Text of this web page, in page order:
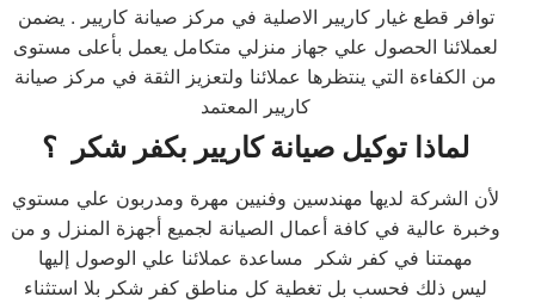
توافر قطع غيار كاريير الاصلية في مركز صيانة كاريير . يضمن
لعملائنا الحصول علي جهاز منزلي متكامل يعمل بأعلى مستوى
من الكفاءة التي ينتظرها عملائنا ولتعزيز الثقة في مركز صيانة
كاريير المعتمد
لماذا توكيل صيانة كاريير بكفر شكر ؟
لأن الشركة لديها مهندسين وفنيين مهرة ومدربون علي مستوي
وخبرة عالية في كافة أعمال الصيانة لجميع أجهزة المنزل و من
مهمتنا في كفر شكر مساعدة عملائنا علي الوصول إليها
ليس ذلك فحسب بل تغطية كل مناطق كفر شكر بلا استثناء